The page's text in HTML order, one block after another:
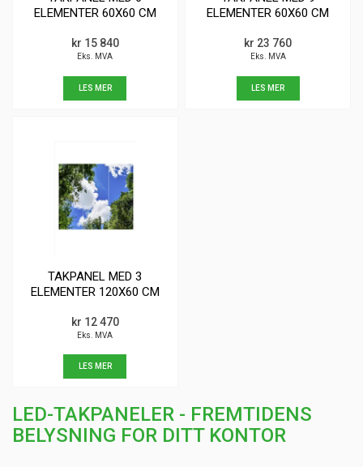
ELEMENTER 60X60 CM
kr 15 840
Eks. MVA
LES MER
ELEMENTER 60X60 CM
kr 23 760
Eks. MVA
LES MER
TAKPANEL MED 3
ELEMENTER 120X60 CM
kr 12 470
Eks. MVA
LES MER
LED-TAKPANELER - FREMTIDENS
BELYSNING FOR DITT KONTOR